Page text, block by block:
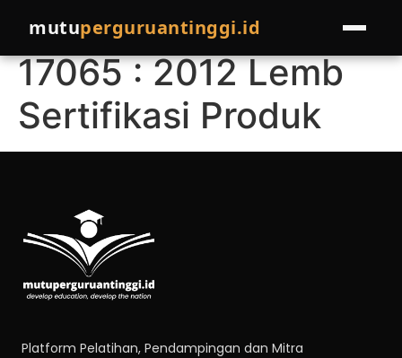
mutuperguruantinggi.id
HOME
LAYANAN
Pendampingan
PROGRAM LAINNYA
Join Pakar
Referral Program
COMPRO
BLOG
Awareness ISO/IEC
17065 : 2012 Lemb
Sertifikasi Produk
Platform Pelatihan, Pendampingan dan Mitra